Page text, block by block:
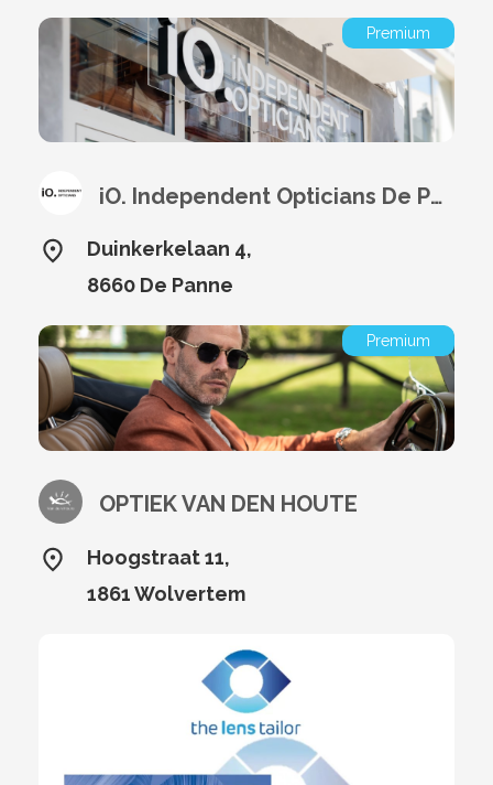
Premium
iO. Independent Opticians De Panne
Duinkerkelaan 4,
8660 De Panne
Premium
OPTIEK VAN DEN HOUTE
Hoogstraat 11,
1861 Wolvertem